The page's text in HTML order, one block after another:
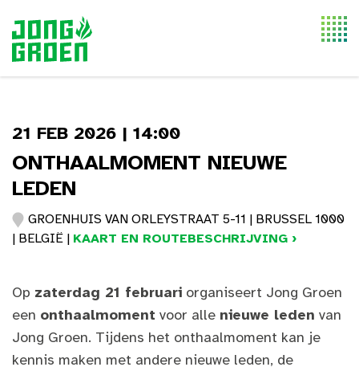
21 FEB 2026 | 14:00
ONTHAALMOMENT NIEUWE
LEDEN
GROENHUIS VAN ORLEYSTRAAT 5-11 | BRUSSEL 1000
| BELGIË | KAART EN ROUTEBESCHRIJVING ›
Op zaterdag 21 februari organiseert Jong Groen
een onthaalmoment voor alle nieuwe leden van
Jong Groen. Tijdens het onthaalmoment kan je
kennis maken met andere nieuwe leden, de